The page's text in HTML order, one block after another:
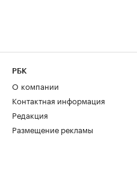
РБК
О компании
Контактная информация
Редакция
Размещение рекламы